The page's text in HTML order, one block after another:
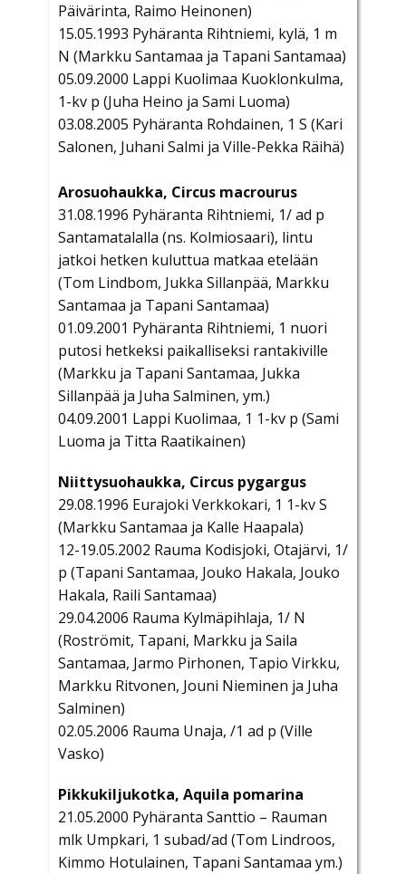
Päivärinta, Raimo Heinonen)
15.05.1993 Pyhäranta Rihtniemi, kylä, 1 m
N (Markku Santamaa ja Tapani Santamaa)
05.09.2000 Lappi Kuolimaa Kuoklonkulma,
1-kv p (Juha Heino ja Sami Luoma)
03.08.2005 Pyhäranta Rohdainen, 1 S (Kari
Salonen, Juhani Salmi ja Ville-Pekka Räihä)
Arosuohaukka, Circus macrourus
31.08.1996 Pyhäranta Rihtniemi, 1/ ad p
Santamatalalla (ns. Kolmiosaari), lintu
jatkoi hetken kuluttua matkaa etelään
(Tom Lindbom, Jukka Sillanpää, Markku
Santamaa ja Tapani Santamaa)
01.09.2001 Pyhäranta Rihtniemi, 1 nuori
putosi hetkeksi paikalliseksi rantakiville
(Markku ja Tapani Santamaa, Jukka
Sillanpää ja Juha Salminen, ym.)
04.09.2001 Lappi Kuolimaa, 1 1-kv p (Sami
Luoma ja Titta Raatikainen)
Niittysuohaukka, Circus pygargus
29.08.1996 Eurajoki Verkkokari, 1 1-kv S
(Markku Santamaa ja Kalle Haapala)
12-19.05.2002 Rauma Kodisjoki, Otajärvi, 1/
p (Tapani Santamaa, Jouko Hakala, Jouko
Hakala, Raili Santamaa)
29.04.2006 Rauma Kylmäpihlaja, 1/ N
(Roströmit, Tapani, Markku ja Saila
Santamaa, Jarmo Pirhonen, Tapio Virkku,
Markku Ritvonen, Jouni Nieminen ja Juha
Salminen)
02.05.2006 Rauma Unaja, /1 ad p (Ville
Vasko)
Pikkukiljukotka, Aquila pomarina
21.05.2000 Pyhäranta Santtio – Rauman
mlk Umpkari, 1 subad/ad (Tom Lindroos,
Kimmo Hotulainen, Tapani Santamaa ym.)